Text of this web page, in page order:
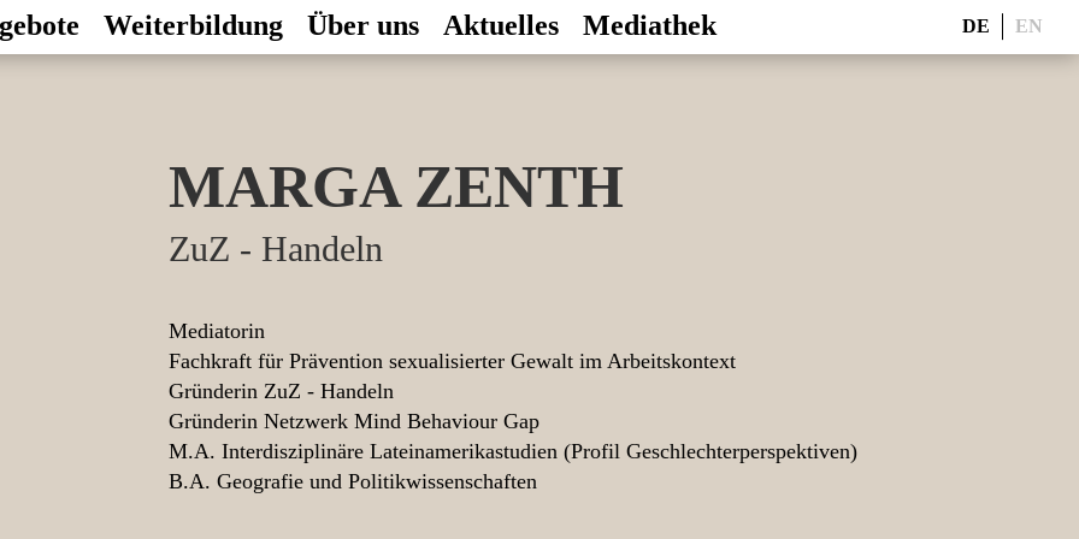
Weiterbildung Über uns Aktuelles Mediathek DE EN
MARGA ZENTH
ZuZ - Handeln
Mediatorin
Fachkraft für Prävention sexualisierter Gewalt im Arbeitskontext
Gründerin ZuZ - Handeln
Gründerin Netzwerk Mind Behaviour Gap
M.A. Interdisziplinäre Lateinamerikastudien (Profil Geschlechterperspektiven)
B.A. Geografie und Politikwissenschaften